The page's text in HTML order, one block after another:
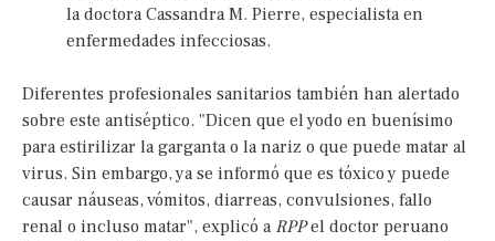
la doctora Cassandra M. Pierre, especialista en
enfermedades infecciosas.
Diferentes profesionales sanitarios también han alertado
sobre este antiséptico. "Dicen que el yodo en buenísimo
para estirilizar la garganta o la nariz o que puede matar al
virus. Sin embargo, ya se informó que es tóxico y puede
causar náuseas, vómitos, diarreas, convulsiones, fallo
renal o incluso matar", explicó a RPPel doctor peruano